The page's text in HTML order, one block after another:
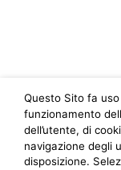
Questo Sito fa
funzionamento
dell’utente, di
navigazione degli
disposizione.